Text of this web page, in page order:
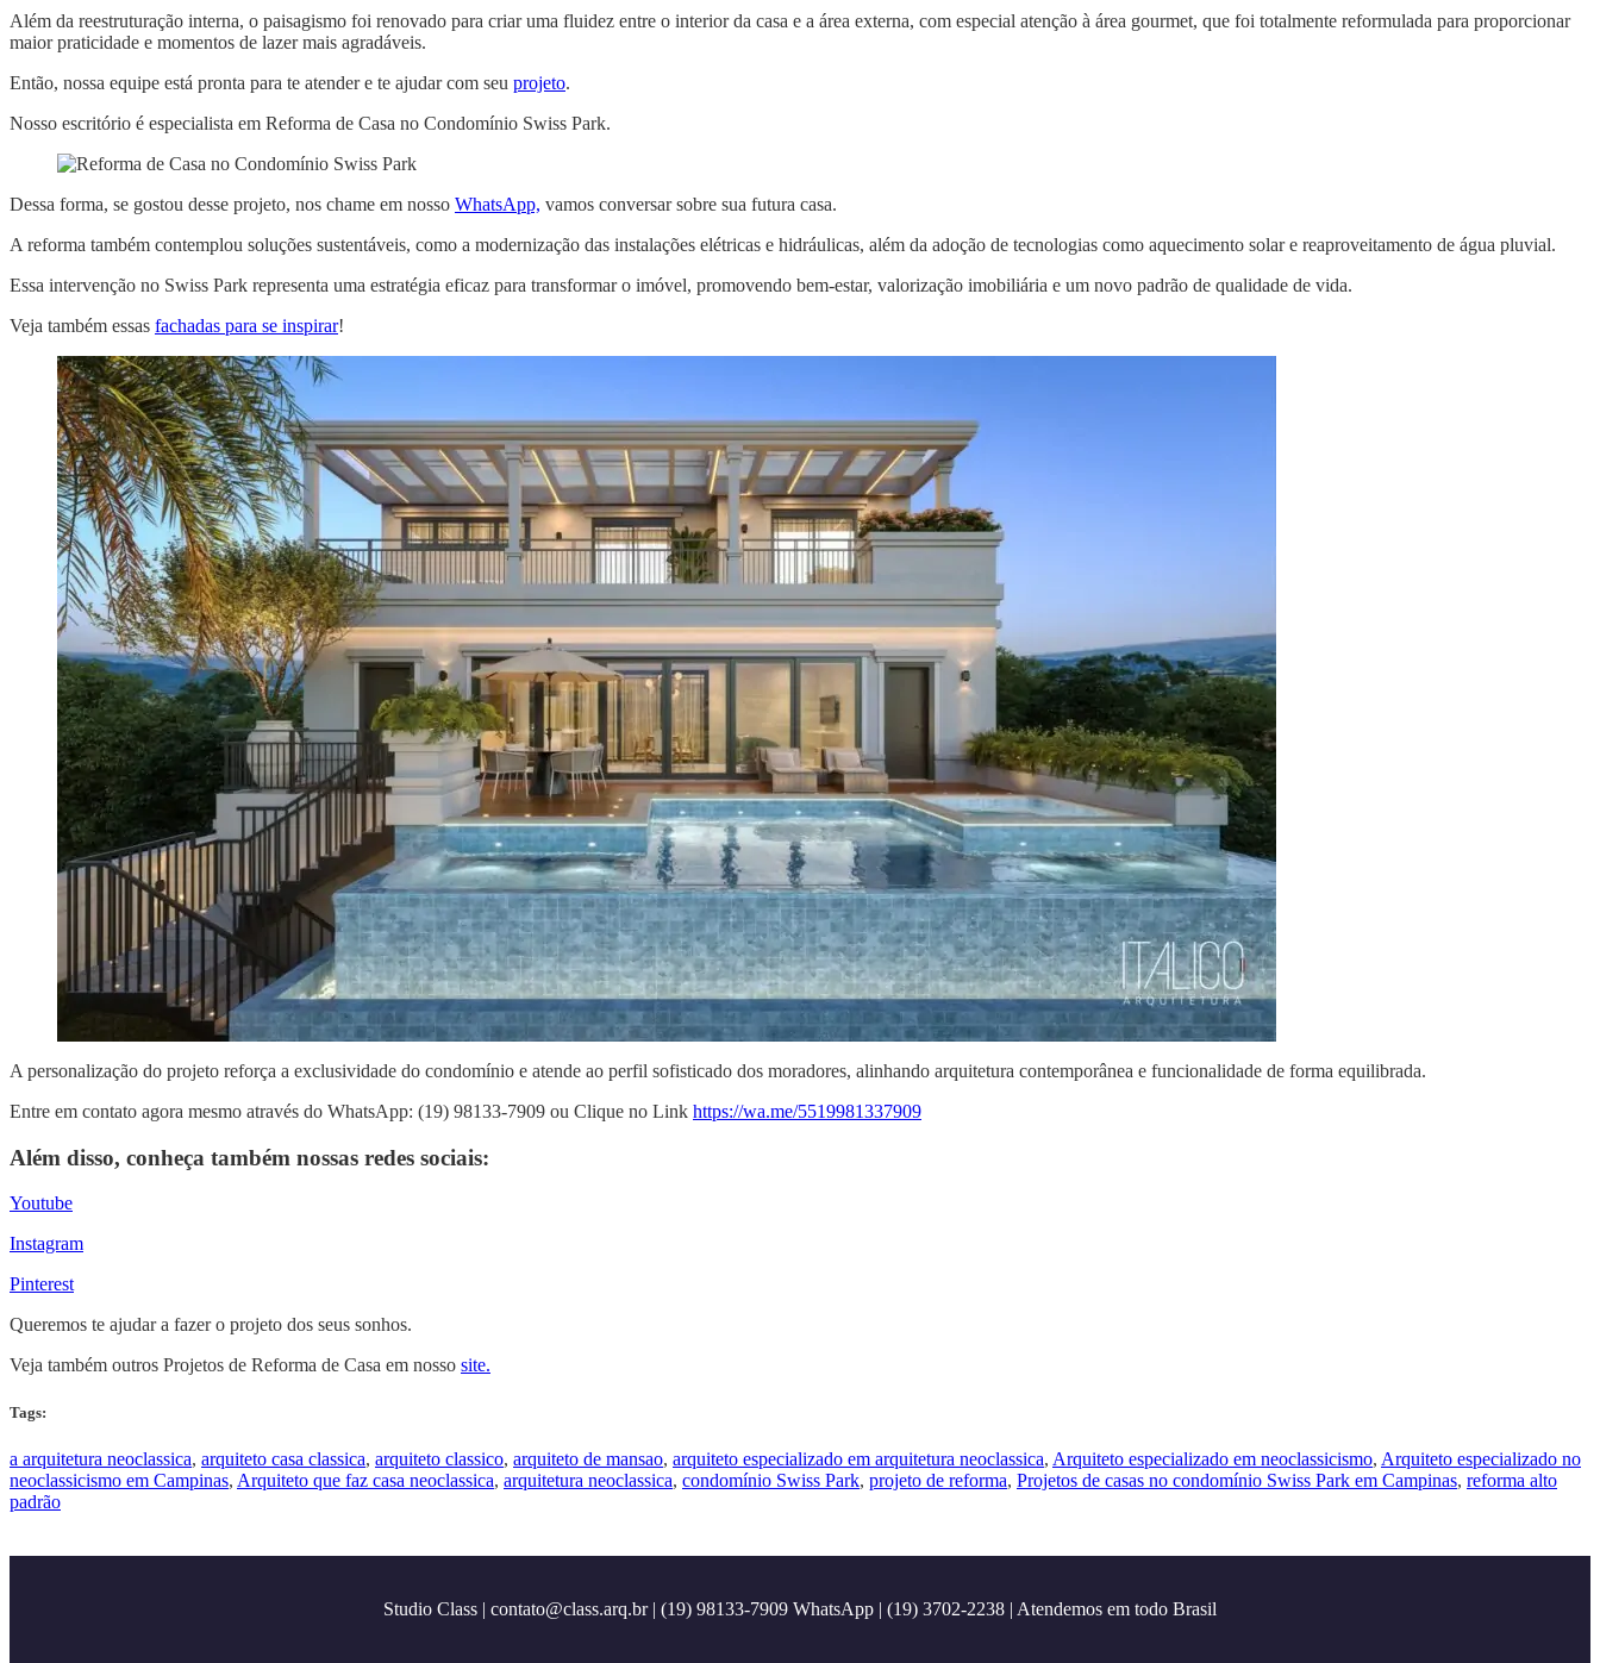
Além da reestruturação interna, o paisagismo foi renovado para criar uma fluidez entre o interior da casa e a área externa, com especial atenção à área gourmet, que foi totalmente reformulada para proporcionar
maior praticidade e momentos de lazer mais agradáveis.
Então, nossa equipe está pronta para te atender e te ajudar com seu projeto.
Nosso escritório é especialista em Reforma de Casa no Condomínio Swiss Park.
Dessa forma, se gostou desse projeto, nos chame em nosso WhatsApp, vamos conversar sobre sua futura casa.
A reforma também contemplou soluções sustentáveis, como a modernização das instalações elétricas e hidráulicas, além da adoção de tecnologias como aquecimento solar e reaproveitamento de água pluvial.
Essa intervenção no Swiss Park representa uma estratégia eficaz para transformar o imóvel, promovendo bem-estar, valorização imobiliária e um novo padrão de qualidade de vida.
Veja também essas fachadas para se inspirar!
A personalização do projeto reforça a exclusividade do condomínio e atende ao perfil sofisticado dos moradores, alinhando arquitetura contemporânea e funcionalidade de forma equilibrada.
Entre em contato agora mesmo através do WhatsApp: (19) 98133-7909 ou Clique no Link https://wa.me/5519981337909
Além disso, conheça também nossas redes sociais:
Youtube
Instagram
Pinterest
Queremos te ajudar a fazer o projeto dos seus sonhos.
Veja também outros Projetos de Reforma de Casa em nosso site.
Tags:
a arquitetura neoclassica, arquiteto casa classica, arquiteto classico, arquiteto de mansao, arquiteto especializado em arquitetura neoclassica, Arquiteto especializado em neoclassicismo, Arquiteto especializado no
neoclassicismo em Campinas, Arquiteto que faz casa neoclassica, arquitetura neoclassica, condomínio Swiss Park, projeto de reforma, Projetos de casas no condomínio Swiss Park em Campinas, reforma alto
padrão
Studio Class | contato@class.arq.br| (19) 98133-7909 WhatsApp | (19) 3702-2238 | Atendemos em todo Brasil